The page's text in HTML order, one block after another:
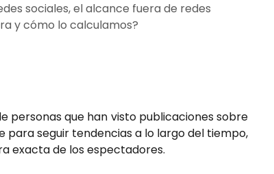
sociales, el alcance fuera de redes
y cómo lo calculamos?
personas que han visto publicaciones sobre
para seguir tendencias a lo largo del tiempo,
exacta de los espectadores.